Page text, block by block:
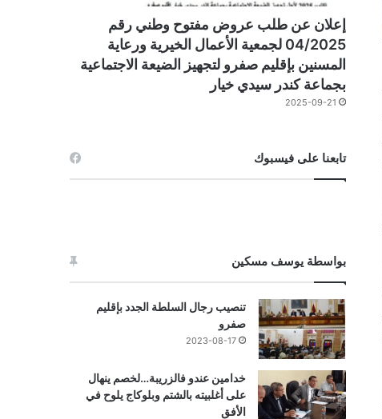
إعلان عن طلب عروض مفتوح وطني رقم
04/2025 لجمعية الأعمال الخيرية ورعاية
المسنين بإقليم صفرو لتجهيز الضيعة الاجتماعية
بجماعة كندر سيدي خيار
2025-09-21
تابعنا على فيسبوك
بواسطة يوسف مسكين
تنصيب رجال السلطة الجدد بإقليم
صفرو
2023-08-17
خدامين عندو فالزريبة…لخصم ينهال
على أغلبيته بالشتم وبلوكاج يلوح في
الأفق